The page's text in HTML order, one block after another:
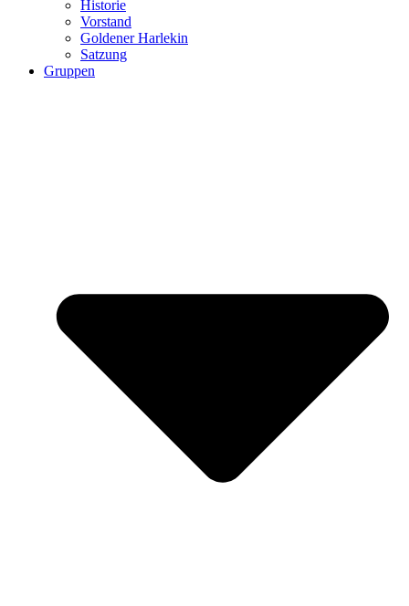
Historie
Vorstand
Goldener Harlekin
Satzung
Gruppen